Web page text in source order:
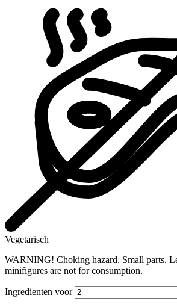
Vegetarisch
WARNING! Choking hazard. Small parts.
minifigures are not for consumption.
Ingredienten voor